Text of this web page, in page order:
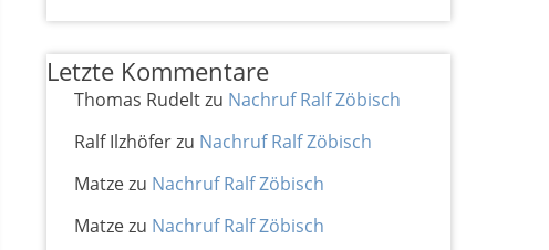
Letzte Kommentare
Thomas Rudeltzu Nachruf Ralf Zöbisch
Ralf Ilzhöferzu Nachruf Ralf Zöbisch
Matzezu Nachruf Ralf Zöbisch
Matzezu Nachruf Ralf Zöbisch